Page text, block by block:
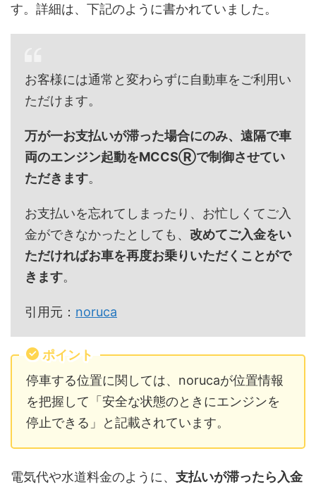
す。詳細は、下記のように書かれていました。
お客様には通常と変わらずに自動車をご利用い
ただけます。
万が一お支払いが滞った場合にのみ、遠隔で車
両のエンジン起動をMCCSⓇで制御させてい
ただきます。
お支払いを忘れてしまったり、お忙しくてご入
金ができなかったとしても、 改めてご入金をい
ただければお車を再度お乗りいただくことがで
きます。
引用元： noruca
ポイント
停車する位置に関しては、norucaが位置情報
を把握して「安全な状態のときにエンジンを
停止できる」と記載されています。
電気代や水道料金のように、 支払いが滞ったら入金